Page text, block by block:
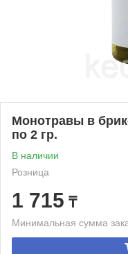
Монотравы в
по 2 гр.
В наличии
Розница
1 715 ₸
Минимальная сумма